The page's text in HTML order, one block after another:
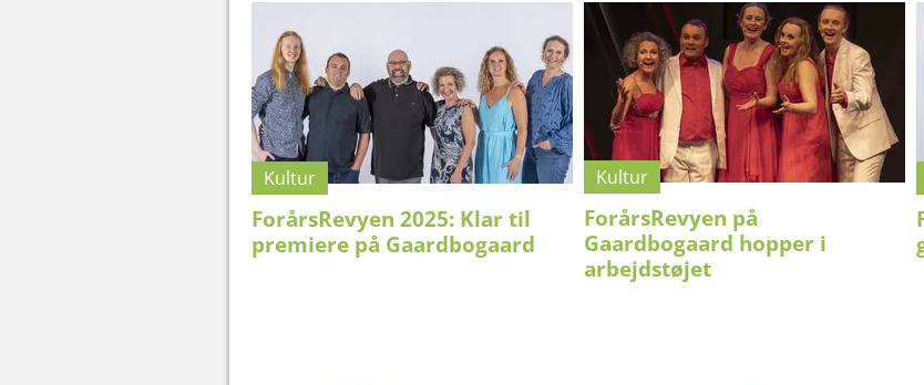
Kultur
ForårsRevyen 2025: Klar til
premiere på Gaardbogaard
Kultur
ForårsRevyen på
Gaardbogaard hopper i
arbejdstøjet